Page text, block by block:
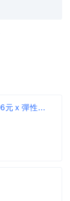
Q BURGER(桃園德明店)時薪200–206元 x 彈性排班 x 雙週發薪快又讚